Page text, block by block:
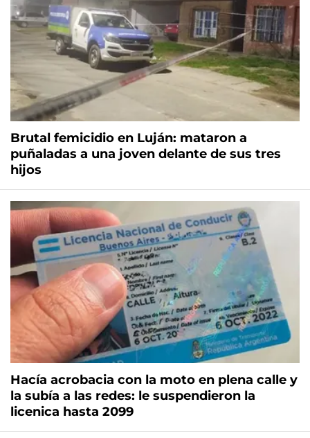
Brutal femicidio en Luján: mataron a
puñaladas a una joven delante de sus tres
hijos
Hacía acrobacia con la moto en plena calle y
la subía a las redes: le suspendieron la
licenica hasta 2099